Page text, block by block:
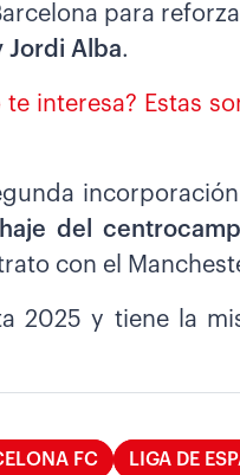
para
Jordi Alba.
interesa? Estas
del
con el
2025 y tiene la
FC LIGA DE